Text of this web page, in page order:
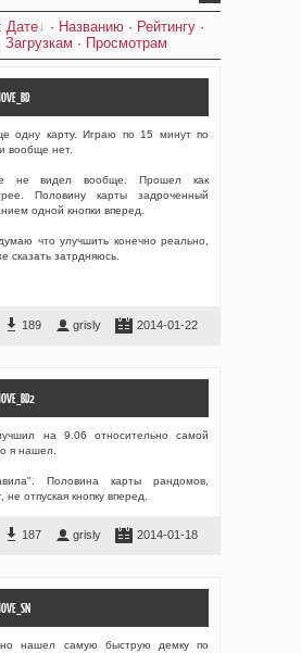
: Дате · Названию · Рейтингу ·
Загрузкам · Просмотрам
одну карту. Играю по 15 минут по
вообще нет.
не видел вообще. Прошел как
Половину карты задроченный
одной кнопки вперед.
что улучшить конечно реально,
сказать затрдняюсь.
189 grisly 2014-01-22
на 9.06 относительно самой
я нашел.
Половина карты рандомов,
отпуская кнопку вперед.
187 grisly 2014-01-18
нашел самую быструю демку по